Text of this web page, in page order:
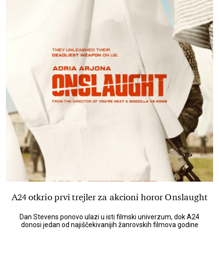
A24 otkrio prvi trejler za akcioni horor Onslaught
Dan Stevens ponovo ulazi u isti filmski univerzum, dok A24
donosi jedan od najiščekivanijih žanrovskih filmova godine